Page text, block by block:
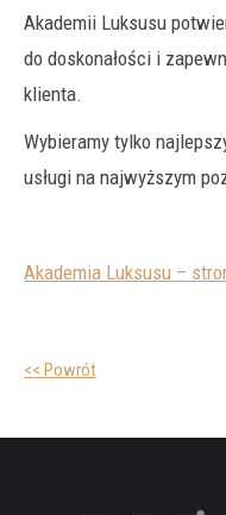
Akademii Luksusu
do doskonałości i
klienta.
Wybieramy tylko
usługi na najwyższym
Akademia Luksusu –
<< Powrót